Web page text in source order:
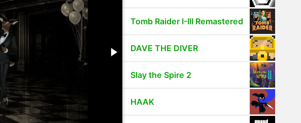
Tomb Raider I-III Remastered
DAVE THE DIVER
Slay the Spire 2
HAAK